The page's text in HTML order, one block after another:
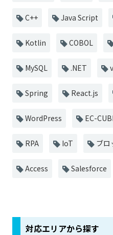
C++ Java Script
Kotlin COBOL
MySQL .NET
Spring React.js
WordPress EC-
RPA IoT ブロ
Access Salesforce
対応エリアから探す